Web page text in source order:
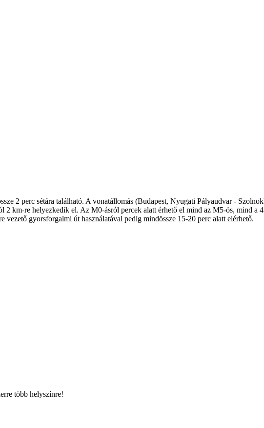
2 perc sétára található. A vonatállomás (Budapest, Nyugati Pályaudvar -
km-re helyezkedik el. Az M0-ásról percek alatt érhető el mind az M5-ös, mind a
gyorsforgalmi út használatával pedig mindössze 15-20 perc alatt elérhető.
több helyszínre!